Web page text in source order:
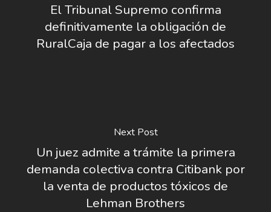
El Tribunal Supremo confirma
definitivamente la obligación de
RuralCaja de pagar a los afectados
Next Post
Un juez admite a trámite la primera
demanda colectiva contra Citibank por
la venta de productos tóxicos de
Lehman Brothers